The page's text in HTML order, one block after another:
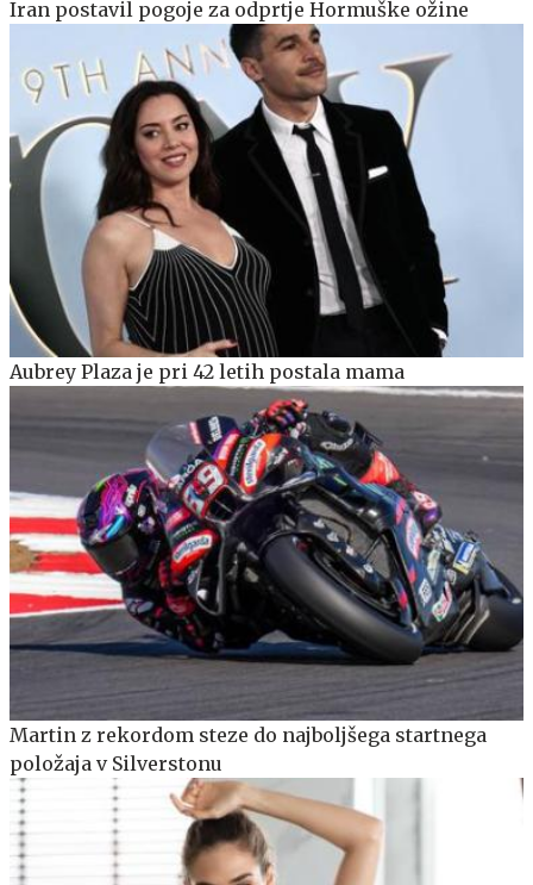
Iran postavil pogoje za odprtje Hormuške ožine
Aubrey Plaza je pri 42 letih postala mama
Martin z rekordom steze do najboljšega startnega
položaja v Silverstonu